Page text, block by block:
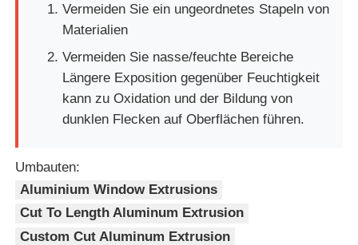
Vermeiden Sie ein ungeordnetes Stapeln von
Materialien
Vermeiden Sie nasse/feuchte Bereiche
Längere Exposition gegenüber Feuchtigkeit
kann zu Oxidation und der Bildung von
dunklen Flecken auf Oberflächen führen.
Umbauten:
Aluminium Window Extrusions
Cut To Length Aluminum Extrusion
Custom Cut Aluminum Extrusion